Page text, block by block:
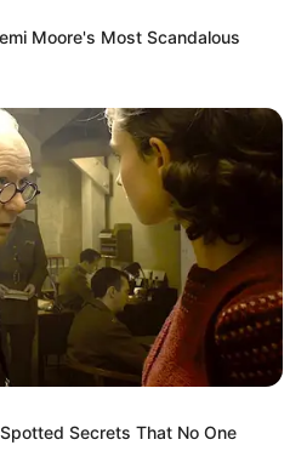
tudatában, hogy talán
Szerinte az is
a harcokat, hiszen sok
később is újraéli az átélt
Moore's Most Scandalous
Secrets That No One